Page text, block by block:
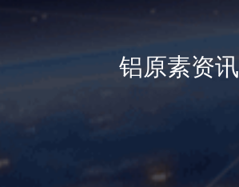
铝原素资讯